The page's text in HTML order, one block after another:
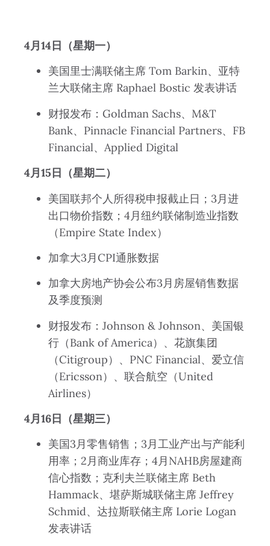
4月14日（星期一）
美国里士满联储主席 Tom Barkin、亚特
兰大联储主席 Raphael Bostic 发表讲话
财报发布：Goldman Sachs、M&T
Bank、Pinnacle Financial Partners、FB
Financial、Applied Digital
4月15日（星期二）
美国联邦个人所得税申报截止日；3月进
出口物价指数；4月纽约联储制造业指数
（Empire State Index）
加拿大3月CPI通胀数据
加拿大房地产协会公布3月房屋销售数据
及季度预测
财报发布：Johnson & Johnson、美国银
行（Bank of America）、花旗集团
（Citigroup）、PNC Financial、爱立信
（Ericsson）、联合航空（United
Airlines）
4月16日（星期三）
美国3月零售销售；3月工业产出与产能利
用率；2月商业库存；4月NAHB房屋建商
信心指数；克利夫兰联储主席 Beth
Hammack、堪萨斯城联储主席 Jeffrey
Schmid、达拉斯联储主席 Lorie Logan
发表讲话